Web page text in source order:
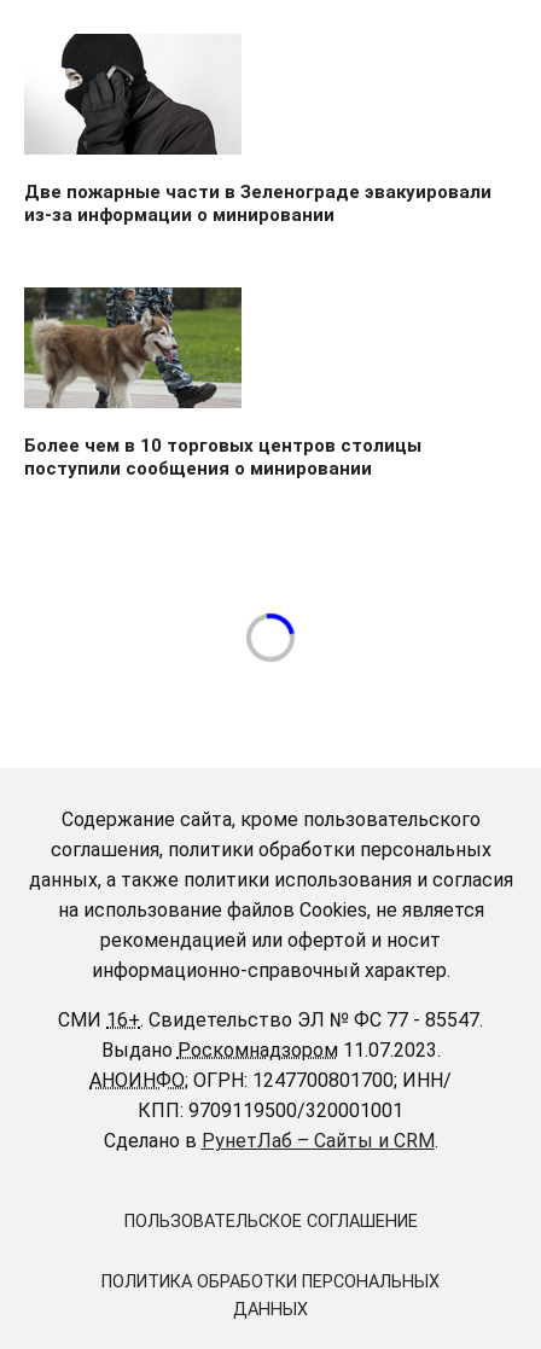
Две пожарные части в Зеленограде эвакуировали
из-за информации о минировании
Более чем в 10 торговых центров столицы
поступили сообщения о минировании
Содержание сайта, кроме пользовательского
соглашения, политики обработки персональных
данных, а также политики использования и согласия
на использование файлов Cookies, не является
рекомендацией или офертой и носит
информационно-справочный характер.
СМИ 16+. Свидетельство ЭЛ № ФС 77 - 85547.
Выдано Роскомнадзором11.07.2023.
АНОИНФО; ОГРН: 1247700801700; ИНН/
КПП: 9709119500/320001001
Сделано в РунетЛаб – Сайты и CRM.
ПОЛЬЗОВАТЕЛЬСКОЕ СОГЛАШЕНИЕ
ПОЛИТИКА ОБРАБОТКИ ПЕРСОНАЛЬНЫХ
ДАННЫХ